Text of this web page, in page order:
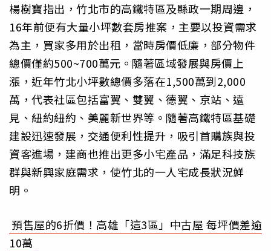
楊樹寶指出，竹北市的高鐵特區及縣政一期周邊，
16年前便有大量小坪數套房推案，主要以投資需求
為主，買家多用於出租，當時房價低廉，部分物件
總價僅約500~700萬元。隨著區域發展與房價上
漲，近年竹北小坪數總價多落在1,500萬到2,000
萬，代表社區包括富翼、雙翼、德翼、京站、遠
見、紐約紐約、美麗新世界等。隨著高鐵特區基礎
建設迅速發展，交通便利性提升，吸引首購族與投
資客進場，建商也推出更多小宅產品，滿足科技族
群與新興家庭需求，使竹北的一人宅成長狀況鮮
明。
預售屋的6折價！高雄「這3區」中古屋 每坪價差逾
10萬